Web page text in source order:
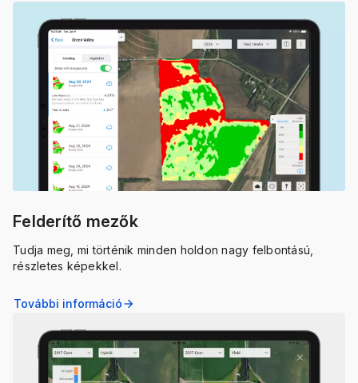
Felderítő mezők
Tudja meg, mi történik minden holdon nagy felbontású,
részletes képekkel.
További információarrow_forward